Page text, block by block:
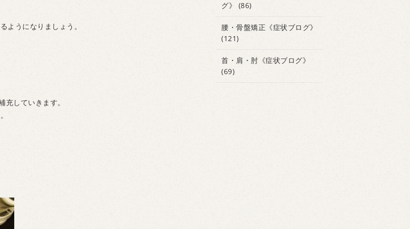
ようになりましょう。
充していきます。
グ》
(86)
腰・骨盤矯正《症状ブログ》
(121)
首・肩・肘《症状ブログ》
(69)